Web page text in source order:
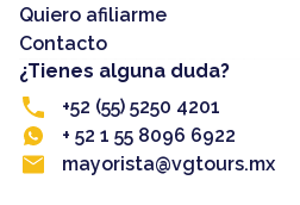
Quiero afiliarme
Contacto
¿Tienes alguna duda?
+52 (55) 5250 4201
+ 52 1 55 8096 6922
mayorista@vgtours.mx